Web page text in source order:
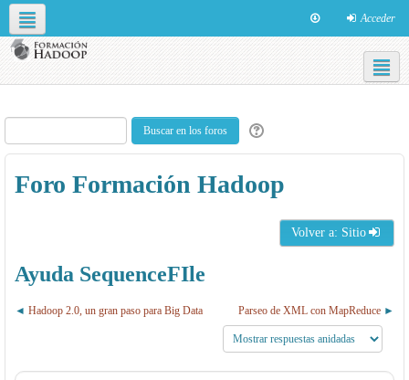
Acceder
Español - Internacional ‎(es)‎
Foro Formación Hadoop
Volver a: Sitio
Ayuda SequenceFIle
Hadoop 2.0, un gran paso para Big Data Parseo de XML con MapReduce